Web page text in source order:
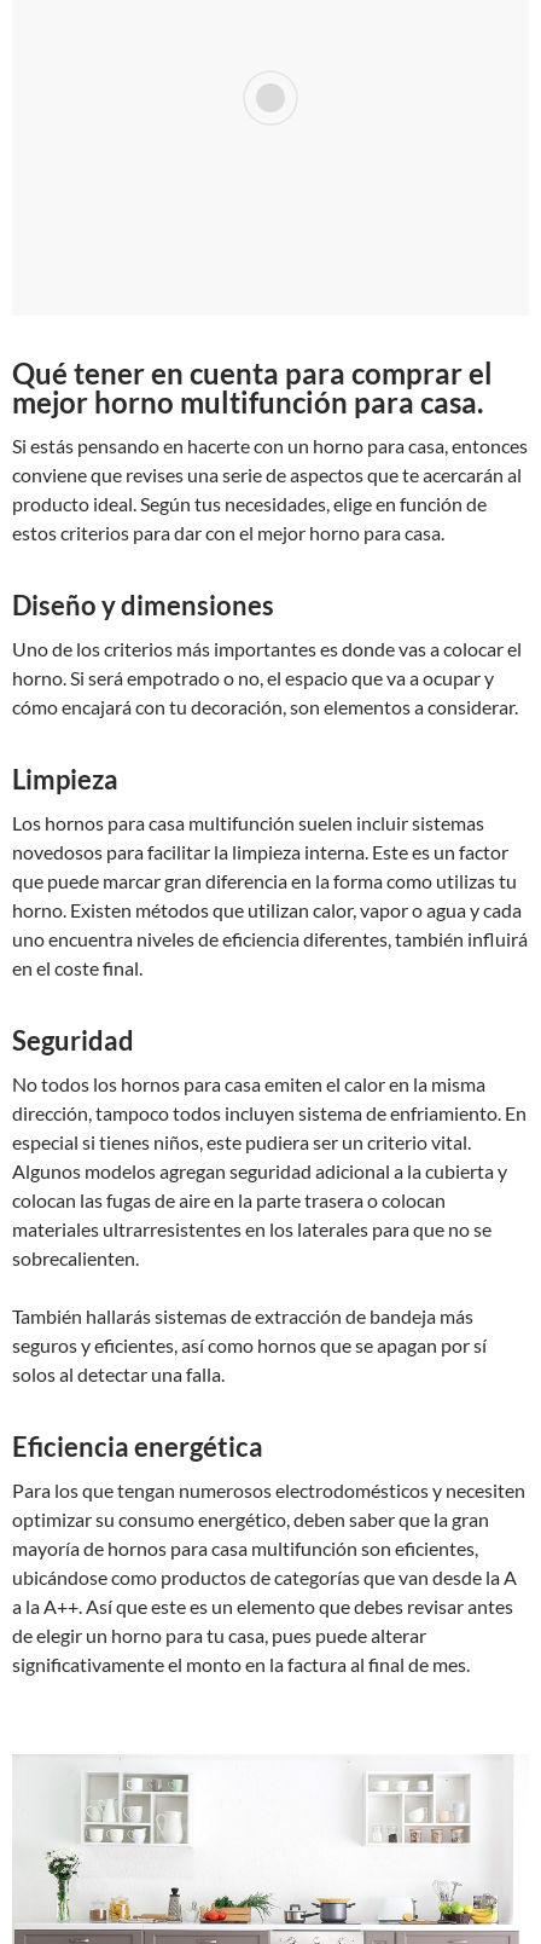
Qué tener en cuenta para comprar el
mejor horno multifunción para casa.
Si estás pensando en hacerte con un horno para casa, entonces
conviene que revises una serie de aspectos que te acercarán al
producto ideal. Según tus necesidades, elige en función de
estos criterios para dar con el mejor horno para casa.
Diseño y dimensiones
Uno de los criterios más importantes es donde vas a colocar el
horno. Si será empotrado o no, el espacio que va a ocupar y
cómo encajará con tu decoración, son elementos a considerar.
Limpieza
Los hornos para casa multifunción suelen incluir sistemas
novedosos para facilitar la limpieza interna. Este es un factor
que puede marcar gran diferencia en la forma como utilizas tu
horno. Existen métodos que utilizan calor, vapor o agua y cada
uno encuentra niveles de eficiencia diferentes, también influirá
en el coste final.
Seguridad
No todos los hornos para casa emiten el calor en la misma
dirección, tampoco todos incluyen sistema de enfriamiento. En
especial si tienes niños, este pudiera ser un criterio vital.
Algunos modelos agregan seguridad adicional a la cubierta y
colocan las fugas de aire en la parte trasera o colocan
materiales ultrarresistentes en los laterales para que no se
sobrecalienten.
También hallarás sistemas de extracción de bandeja más
seguros y eficientes, así como hornos que se apagan por sí
solos al detectar una falla.
Eficiencia energética
Para los que tengan numerosos electrodomésticos y necesiten
optimizar su consumo energético, deben saber que la gran
mayoría de hornos para casa multifunción son eficientes,
ubicándose como productos de categorías que van desde la A
a la A++. Así que este es un elemento que debes revisar antes
de elegir un horno para tu casa, pues puede alterar
significativamente el monto en la factura al final de mes.